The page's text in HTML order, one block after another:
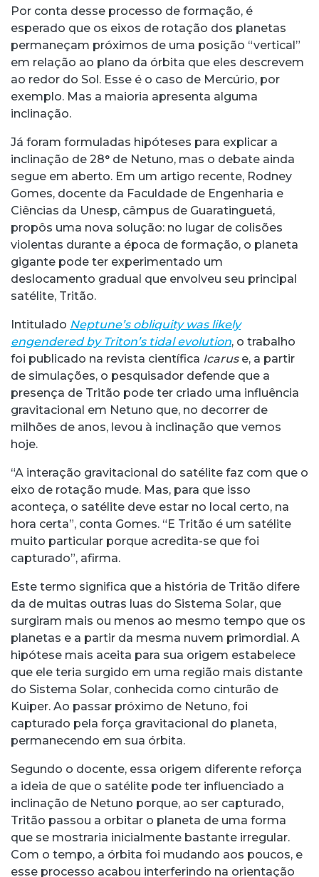
Por conta desse processo de formação, é
esperado que os eixos de rotação dos planetas
permaneçam próximos de uma posição “vertical”
em relação ao plano da órbita que eles descrevem
ao redor do Sol. Esse é o caso de Mercúrio, por
exemplo. Mas a maioria apresenta alguma
inclinação.
Já foram formuladas hipóteses para explicar a
inclinação de 28° de Netuno, mas o debate ainda
segue em aberto. Em um artigo recente, Rodney
Gomes, docente da Faculdade de Engenharia e
Ciências da Unesp, câmpus de Guaratinguetá,
propôs uma nova solução: no lugar de colisões
violentas durante a época de formação, o planeta
gigante pode ter experimentado um
deslocamento gradual que envolveu seu principal
satélite, Tritão.
Intitulado Neptune’s obliquity was likely
engendered by Triton’s tidal evolution, o trabalho
foi publicado na revista científica Icaruse, a partir
de simulações, o pesquisador defende que a
presença de Tritão pode ter criado uma influência
gravitacional em Netuno que, no decorrer de
milhões de anos, levou à inclinação que vemos
hoje.
“A interação gravitacional do satélite faz com que o
eixo de rotação mude. Mas, para que isso
aconteça, o satélite deve estar no local certo, na
hora certa”, conta Gomes. “E Tritão é um satélite
muito particular porque acredita-se que foi
capturado”, afirma.
Este termo significa que a história de Tritão difere
da de muitas outras luas do Sistema Solar, que
surgiram mais ou menos ao mesmo tempo que os
planetas e a partir da mesma nuvem primordial. A
hipótese mais aceita para sua origem estabelece
que ele teria surgido em uma região mais distante
do Sistema Solar, conhecida como cinturão de
Kuiper. Ao passar próximo de Netuno, foi
capturado pela força gravitacional do planeta,
permanecendo em sua órbita.
Segundo o docente, essa origem diferente reforça
a ideia de que o satélite pode ter influenciado a
inclinação de Netuno porque, ao ser capturado,
Tritão passou a orbitar o planeta de uma forma
que se mostraria inicialmente bastante irregular.
Com o tempo, a órbita foi mudando aos poucos, e
esse processo acabou interferindo na orientação